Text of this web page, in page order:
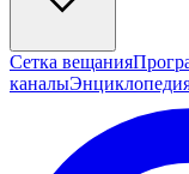
Сетка вещания
каналы